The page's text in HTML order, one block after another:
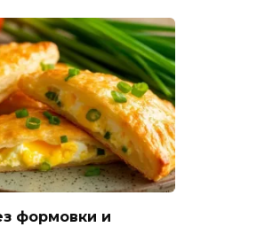
формовки и